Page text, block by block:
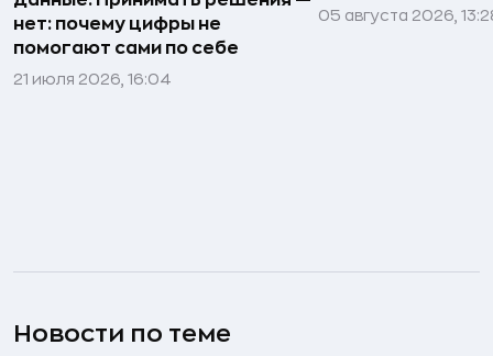
нет: почему цифры не
помогают сами по себе
21 июля 2026, 16:04
05 августа 2026,
Новости по теме